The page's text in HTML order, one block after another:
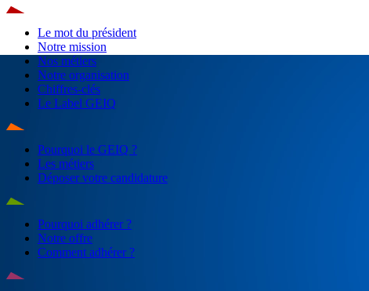
Le mot du président
Notre mission
Nos métiers
Notre organisation
Chiffres-clés
Le Label GEIQ
Pourquoi le GEIQ ?
Les métiers
Déposer votre candidature
Pourquoi adhérer ?
Notre offre
Comment adhérer ?